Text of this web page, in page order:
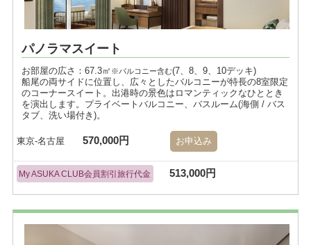
パノラマスイート
お部屋の広さ：67.3㎡ ※バルコニー含む(7、8、9、10デッキ)
船尾の両サイドに位置し、広々としたバルコニーが特長の8室限定
のコーナースイート。出港時の景色はロマンティックなひととき
を演出します。プライベートバルコニー、バスルーム(海側 / バス
タブ、洗い場付き)。
東京-名古屋 570,000円 お申込み
My ASUKA CLUB会員割引旅行代金 513,000円